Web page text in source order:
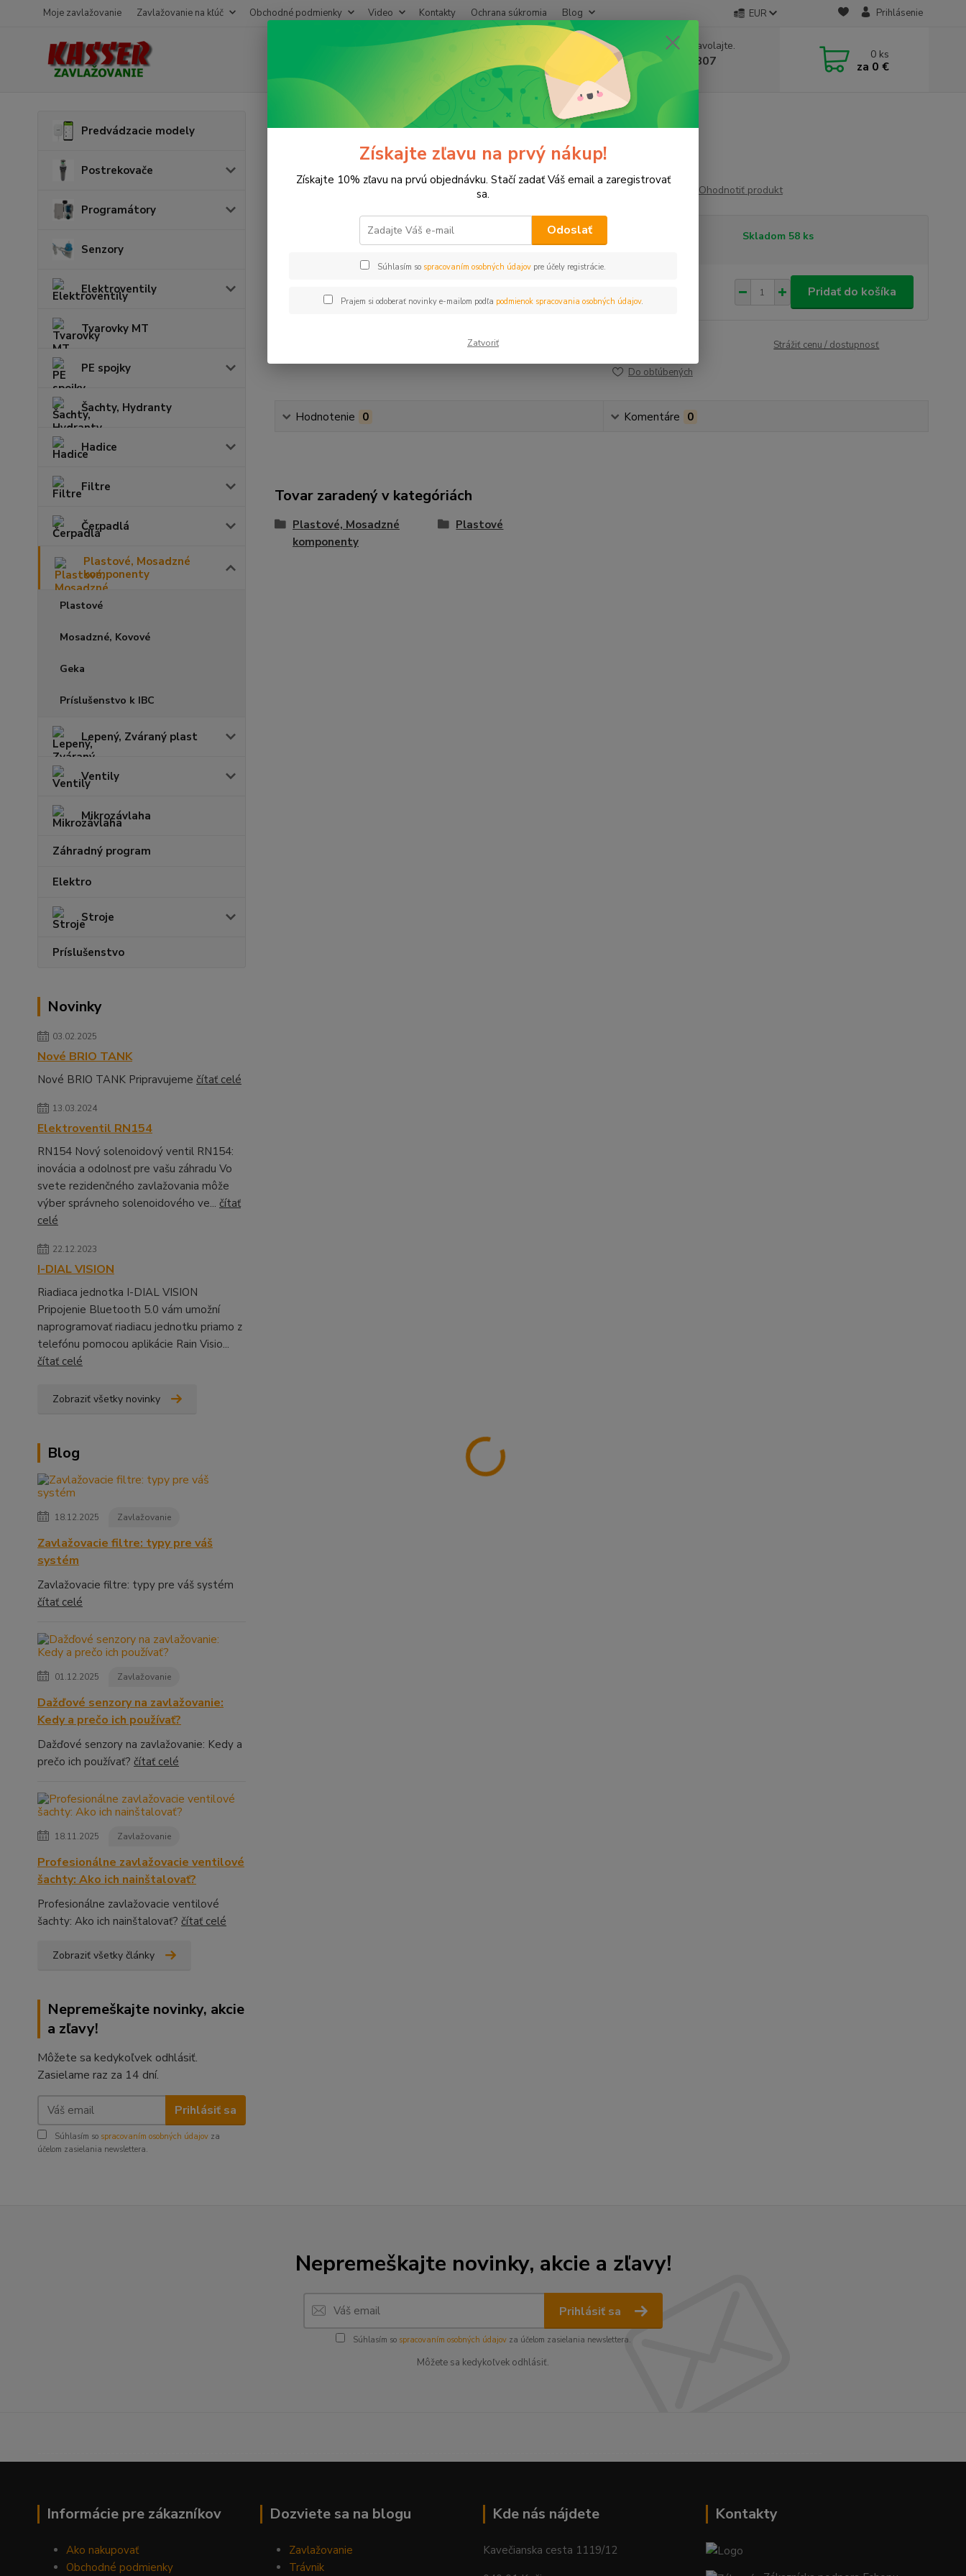
Moje zavlažovanie Zavlažovanie na kľúč Obchodné podmienky Video Kontakty Ochrana súkromia Blog EUR Prihlásenie
Neviete si rady? Zavolajte.
+421 911 131 807
(Po-Pia, 8-17 hod.)
0 ks
za 0 €
Predvádzacie modely
Postrekovače
Programátory
Senzory
Elektroventily
Tvarovky MT
PE spojky
Šachty, Hydranty
Hadice
Filtre
Čerpadlá
Plastové, Mosadzné
komponenty
Plastové
Mosadzné, Kovové
Geka
Príslušenstvo k IBC
Lepený, Zváraný plast
Ventily
Mikrozávlaha
Záhradný program
Elektro
Stroje
Príslušenstvo
Novinky
03.02.2025
Nové BRIO TANK
Nové BRIO TANK Pripravujeme čítať celé
13.03.2024
Elektroventil RN154
RN154 Nový solenoidový ventil RN154:
inovácia a odolnosť pre vašu záhradu Vo
svete rezidenčného zavlažovania môže
výber správneho solenoidového ve... čítať
celé
22.12.2023
I-DIAL VISION
Riadiaca jednotka I-DIAL VISION
Pripojenie Bluetooth 5.0 vám umožní
naprogramovať riadiacu jednotku priamo z
telefónu pomocou aplikácie Rain Visio...
čítať celé
Zobraziť všetky novinky
Blog
18.12.2025 Zavlažovanie
Zavlažovacie filtre: typy pre váš
systém
Zavlažovacie filtre: typy pre váš systém
čítať celé
01.12.2025 Zavlažovanie
Dažďové senzory na zavlažovanie:
Kedy a prečo ich používať?
Dažďové senzory na zavlažovanie: Kedy a
prečo ich používať? čítať celé
18.11.2025 Zavlažovanie
Profesionálne zavlažovacie ventilové
šachty: Ako ich nainštalovať?
Profesionálne zavlažovacie ventilové
šachty: Ako ich nainštalovať? čítať celé
Zobraziť všetky články
Nepremeškajte novinky, akcie
a zľavy!
Môžete sa kedykoľvek odhlásiť.
Zasielame raz za 14 dní.
Prihlásiť sa
Súhlasím so spracovaním osobných údajov za
účelom zasielania newslettera.
Plastové, Mosadzné komponenty T-kus 5/4" VNZ PROFI
T-kus 5/4" VNZ PROFI
Ohodnotiť produkt
Skladom 58 ks
3,43 €
Pridať do košíka
Strážiť cenu / dostupnosť
Do obľúbených
Hodnotenie 0 Komentáre 0
Tovar zaradený v kategóriách
Plastové, Mosadzné
komponenty
Plastové
Nepremeškajte novinky, akcie a zľavy!
Prihlásiť sa
Súhlasím so spracovaním osobných údajovza účelom zasielania newslettera.
Môžete sa kedykoľvek odhlásiť.
Informácie pre zákazníkov
Ako nakupovať
Obchodné podmienky
Dozviete sa na blogu
Zavlažovanie
Trávnik
Kde nás nájdete
Kavečianska cesta 1119/12
Kontakty
Získajte zľavu na prvý nákup!
Získajte 10% zľavu na prvú objednávku. Stačí zadať Váš email a zaregistrovať
sa.
Odoslať
Súhlasím so spracovaním osobných údajov pre účely registrácie.
Prajem si odoberať novinky e-mailom podľa podmienok spracovania osobných údajov.
Zatvoriť